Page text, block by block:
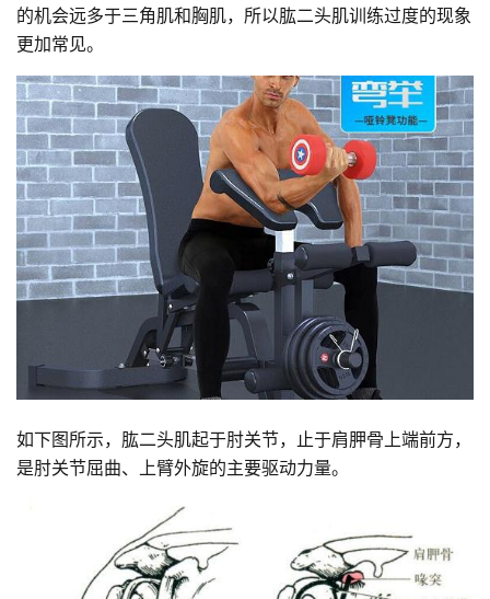
的机会远多于三角肌和胸肌，所以肱二头肌训练过度的现象
更加常见。
如下图所示，肱二头肌起于肘关节，止于肩胛骨上端前方，
是肘关节屈曲、上臂外旋的主要驱动力量。